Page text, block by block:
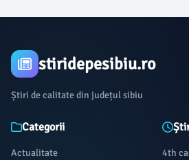
stiridepesibiu.ro
Știri de calitate din județul sibiu
Categorii
Actualitate
4th